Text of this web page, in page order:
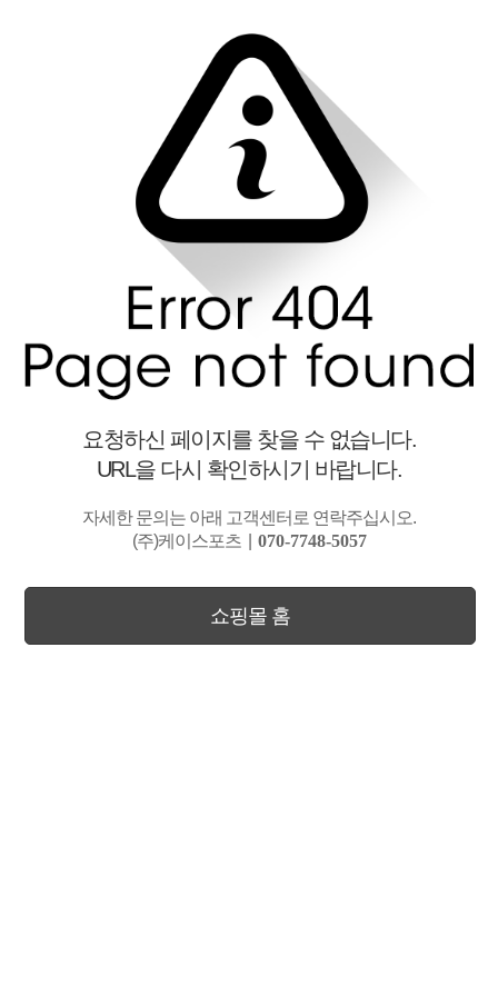
요청하신 페이지를 찾을 수 없습니다.
URL을 다시 확인하시기 바랍니다.
자세한 문의는 아래 고객센터로 연락주십시오.
(주)케이스포츠| 070-7748-5057
쇼핑몰 홈